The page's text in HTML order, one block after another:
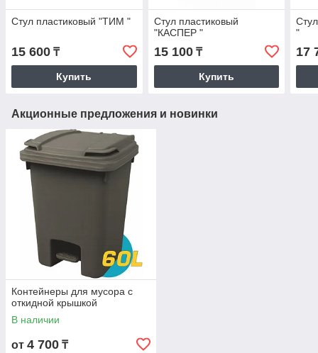
Стул пластиковый "ТИМ "
15 600 ₸
Купить
Стул пластиковый
"КАСПЕР "
15 100₸
Купить
"
17
Акционные предложения и новинки
Контейнеры для мусора с
откидной крышкой
В наличии
от 4 700 ₸